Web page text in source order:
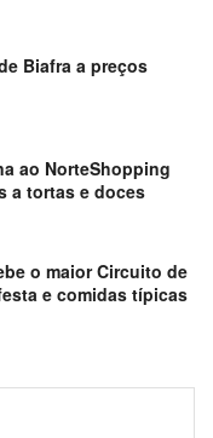
Biafra a preços
ao NorteShopping
a tortas e doces
o maior Circuito de
e comidas típicas